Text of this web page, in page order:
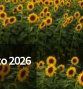
2026